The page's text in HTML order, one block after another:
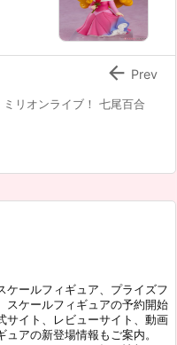
リオンライブ！ 七尾百合
 Prev
ケールフィギュア、プライズフ
スケールフィギュアの予約開始
サイト、レビューサイト、動画
アの新登場情報もご案内。